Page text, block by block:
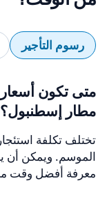
رسوم التأجير
متى تكون
مطار إسطنبول؟
تختلف تكلفة
الموسم. ويمكن أن
معرفة أفضل وقت من